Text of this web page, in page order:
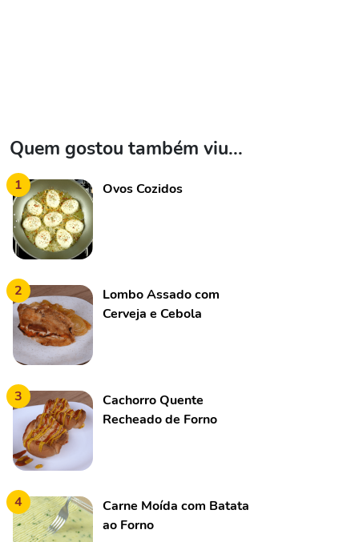
Quem gostou também viu...
1 Ovos Cozidos
2
Lombo Assado com
Cerveja e Cebola
3
Cachorro Quente
Recheado de Forno
4
Carne Moída com Batata
ao Forno